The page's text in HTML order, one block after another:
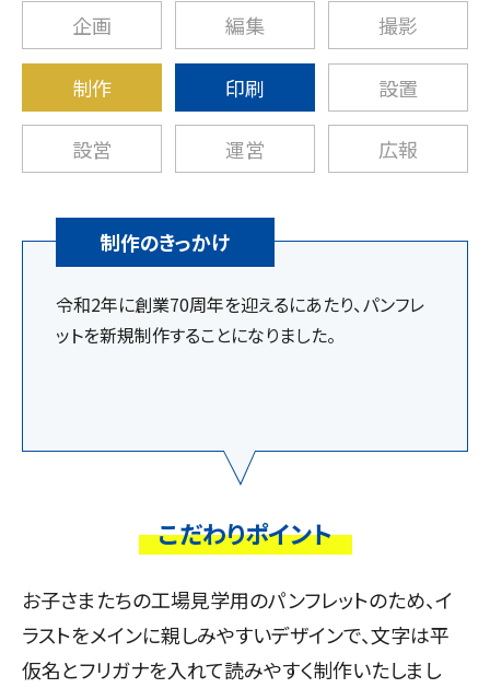
企画 編集 撮影
制作 印刷 設置
設営 運営 広報
制作のきっかけ
令和2年に創業70周年を迎えるにあたり、パンフレ
ットを新規制作することになりました。
こだわりポイント
お子さまたちの工場見学用のパンフレットのため、イ
ラストをメインに親しみやすいデザインで、文字は平
仮名とフリガナを入れて読みやすく制作いたしまし